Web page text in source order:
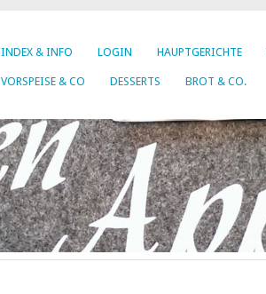
INDEX & INFO LOGIN HAUPTGERICHTE
VORSPEISE & CO DESSERTS BROT & CO.